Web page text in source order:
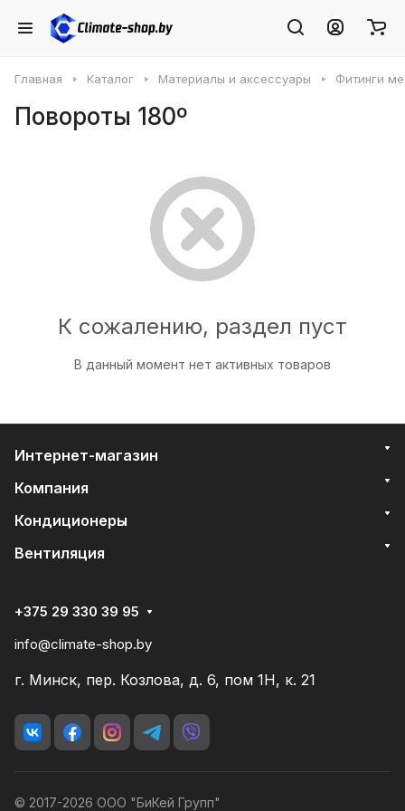
Главная Каталог Материалы и аксессуары Фитинги
Повороты 180º
К сожалению, раздел пуст
В данный момент нет активных товаров
Интернет-магазин
Компания
Кондиционеры
Вентиляция
+375 29 330 39 95
info@climate-shop.by
г. Минск, пер. Козлова, д. 6, пом 1Н, к. 21
© 2017-2026 ООО "БиКей Групп"